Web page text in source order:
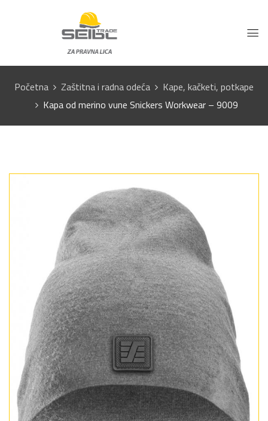
Početna Zaštitna i radna odeća
Kape, kačketi, potkape
Kapa od merino vune Snickers Workwear – 9009